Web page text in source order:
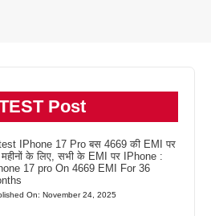
Post
IPhone 17 Pro बस 4669 की EMI पर
के लिए, सभी के EMI पर IPhone :
17 pro On 4669 EMI For 36
On: November 24, 2025